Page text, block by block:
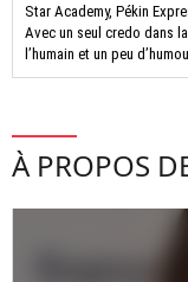
Star Academy, Pékin
Avec un seul credo dans
l’humain et un peu
À PROPOS